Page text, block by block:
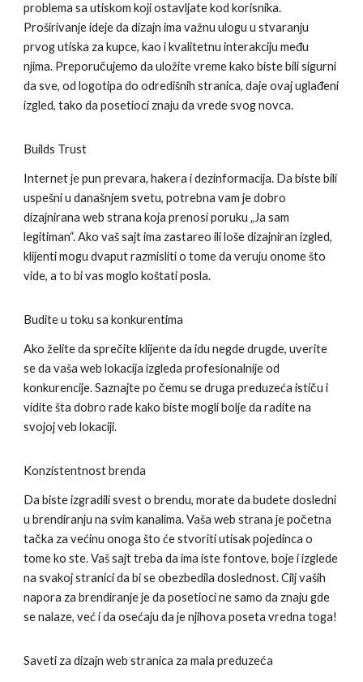
problema sa utiskom koji ostavljate kod korisnika.
Proširivanje ideje da dizajn ima važnu ulogu u stvaranju
prvog utiska za kupce, kao i kvalitetnu interakciju među
njima. Preporučujemo da uložite vreme kako biste bili sigurni
da sve, od logotipa do odredišnih stranica, daje ovaj uglađeni
izgled, tako da posetioci znaju da vrede svog novca.
Builds Trust
Internet je pun prevara, hakera i dezinformacija. Da biste bili
uspešni u današnjem svetu, potrebna vam je dobro
dizajnirana web strana koja prenosi poruku „Ja sam
legitiman“. Ako vaš sajt ima zastareo ili loše dizajniran izgled,
klijenti mogu dvaput razmisliti o tome da veruju onome što
vide, a to bi vas moglo koštati posla.
Budite u toku sa konkurentima
Ako želite da sprečite klijente da idu negde drugde, uverite
se da vaša web lokacija izgleda profesionalnije od
konkurencije. Saznajte po čemu se druga preduzeća ističu i
vidite šta dobro rade kako biste mogli bolje da radite na
svojoj veb lokaciji.
Konzistentnost brenda
Da biste izgradili svest o brendu, morate da budete dosledni
u brendiranju na svim kanalima. Vaša web strana je početna
tačka za većinu onoga što će stvoriti utisak pojedinca o
tome ko ste. Vaš sajt treba da ima iste fontove, boje i izglede
na svakoj stranici da bi se obezbedila doslednost. Cilj vaših
napora za brendiranje je da posetioci ne samo da znaju gde
se nalaze, već i da osećaju da je njihova poseta vredna toga!
Saveti za dizajn web stranica za mala preduzeća